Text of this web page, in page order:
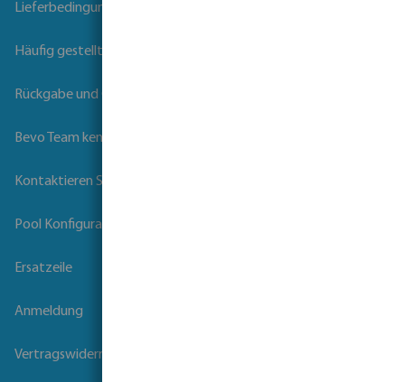
Lieferbedingungen
Häufig gestellte Fragen
Rückgabe und Garantie
Bevo Team kennenlernen
Kontaktieren Sie uns
Pool Konfigurator
Ersatzeile
Anmeldung
Vertragswiderruf